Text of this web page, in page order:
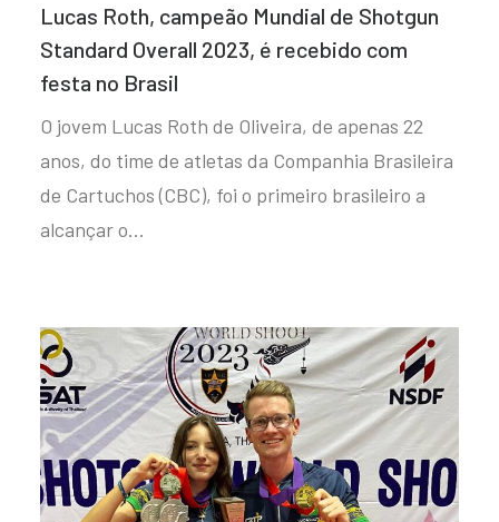
Lucas Roth, campeão Mundial de Shotgun
Standard Overall 2023, é recebido com
festa no Brasil
O jovem Lucas Roth de Oliveira, de apenas 22
anos, do time de atletas da Companhia Brasileira
de Cartuchos (CBC), foi o primeiro brasileiro a
alcançar o…